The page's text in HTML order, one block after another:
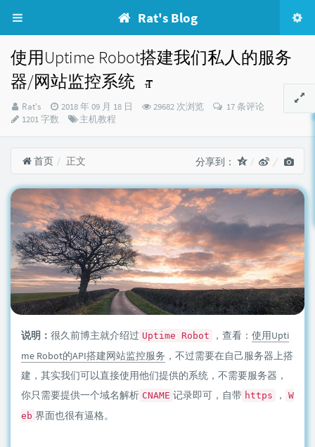
Rat's Blog
使用Uptime Robot搭建我们私人的服务
器/网站监控系统
博
主：
Rat's
发
布
2018 年 09 月 18 日 29682 次浏览
17 条评论
1201 字数
分
主机教程
首页 正文 分享到：
说明： 很久前博主就介绍过 Uptime Robot ，查看： 使用Upti
me Robot的API搭建网站监控服务 ，不过需要在自己服务器上搭
建，其实我们可以直接使用他们提供的系统，不需要服务器，
你只需要提供一个域名解析 CNAME 记录即可，自带 https ，
W
eb 界面也很有逼格。